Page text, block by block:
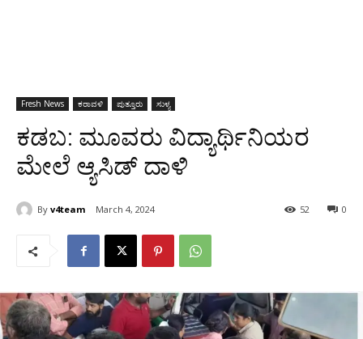
Fresh News ಕರಾವಳಿ ಪುತ್ತೂರು ಸುಳ್ಯ
ಕಡಬ: ಮೂವರು ವಿದ್ಯಾರ್ಥಿನಿಯರ
ಮೇಲೆ ಆ್ಯಸಿಡ್ ದಾಳಿ
By v4team March 4, 2024 0
52